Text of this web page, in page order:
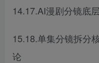
14.17.AI漫剧分镜底
15.18.单集分镜拆分
论